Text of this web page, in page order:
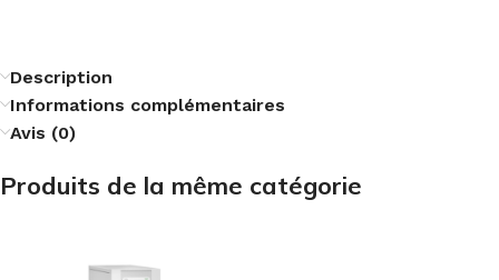
Description
Informations complémentaires
Avis (0)
Produits de la même catégorie